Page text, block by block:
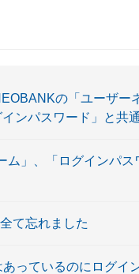
の「ユーザ
ンパスワード」と共
ム」、「ログインパ
て忘れました
っているのにログイ